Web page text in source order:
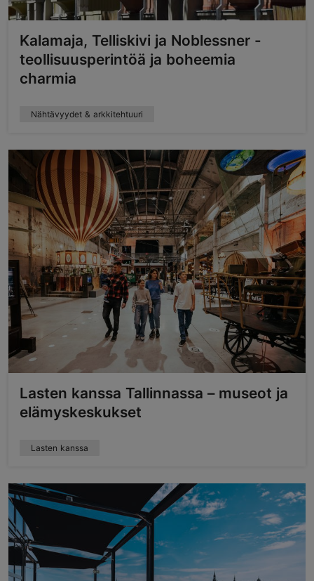
Kalamaja, Telliskivi ja Noblessner -
teollisuusperintöä ja boheemia
charmia
Nähtävyydet & arkkitehtuuri
Lasten kanssa Tallinnassa – museot ja
elämyskeskukset
Lasten kanssa